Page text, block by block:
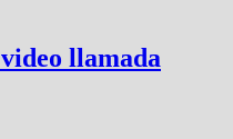
llamada